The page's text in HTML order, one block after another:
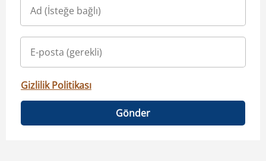
Gizlilik Politikası
Gönder